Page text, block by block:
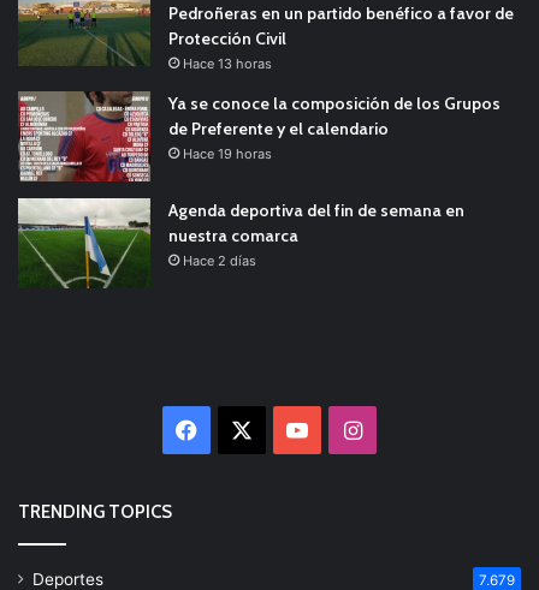
Pedroñeras en un partido benéfico a favor de
Protección Civil
Hace 13 horas
Ya se conoce la composición de los Grupos
de Preferente y el calendario
Hace 19 horas
Agenda deportiva del fin de semana en
nuestra comarca
Hace 2 días
Facebook YouTubeInstagram
TRENDING TOPICS
Deportes 7.679